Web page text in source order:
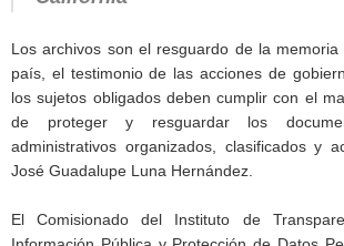
Los archivos son el resguardo de la
país, el testimonio de las acciones de
los sujetos obligados deben cumplir con el
de proteger y resguardar los
administrativos organizados, clasificados y
José Guadalupe Luna Hernández.
El Comisionado del Instituto de